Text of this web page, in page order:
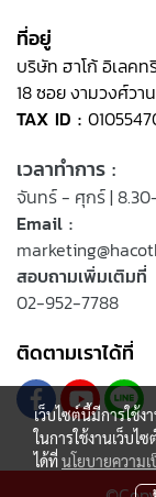
ที่อยู่
บริษัท ฮาโก้ อิเลค
18 ซอย งามวงศ์วา
TAX ID :
เวลาทำการ :
จันทร์ - ศุกร์ |
Email :
สอบถามเพิ่มเติมที่
02-952-7788
ติดตามเราได้ที่
เว็บไซต์นี้มีการใช้
ในการใช้งานเว็บไ
ได้ที่นโยบายความ